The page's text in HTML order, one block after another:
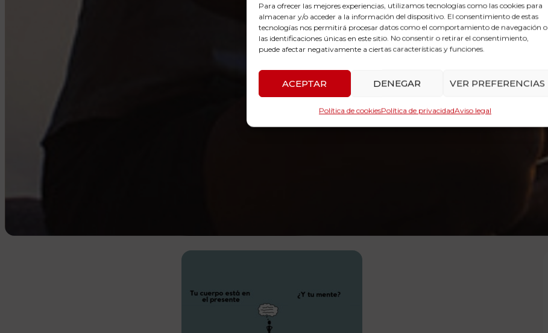
Para ofrecer las mejores experiencias, utilizamos tecnologías como las cookies para
almacenar y/o acceder a la información del dispositivo. El consentimiento de estas
tecnologías nos permitirá procesar datos como el comportamiento de navegación o
las identificaciones únicas en este sitio. No consentir o retirar el consentimiento,
puede afectar negativamente a ciertas características y funciones.
ACEPTAR DENEGAR VER PREFERENCIAS
Política de cookiesPolítica de privacidadAviso legal